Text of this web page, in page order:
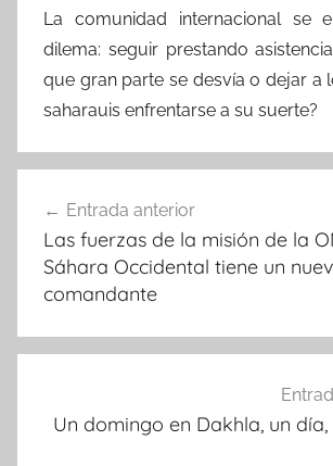
La comunidad internacional se
dilema: seguir prestando
que gran parte se desvía o dejar a
saharauis enfrentarse a su suerte?
de
entradas
Entrada anterior
Las fuerzas de la misión de la
Sáhara Occidental tiene un
comandante
Un domingo en Dakhla, un